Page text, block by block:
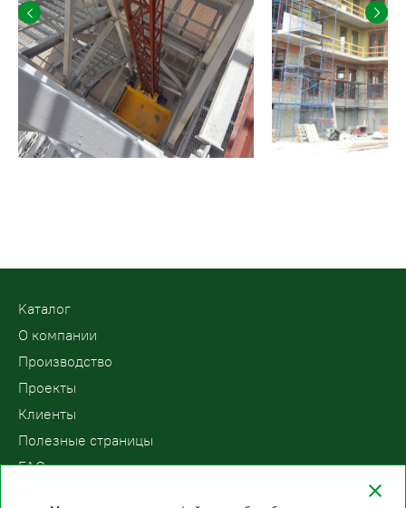
Kаталог
О компании
Производство
Проекты
Клиенты
Полезные страницы
FAQ